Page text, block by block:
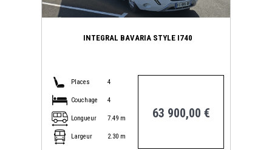
INTEGRAL BAVARIA STYLE I740
Places 4
Couchage 4
Longueur 7.49 m
Largeur 2.30 m
63 900,00 €